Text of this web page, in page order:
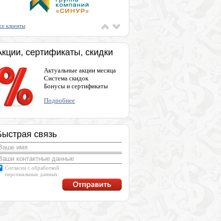
клиенты
сертификаты, скидки
Актуальные акции месяца
Система скидок
Бонусы и сертификаты
Подробнее
связь